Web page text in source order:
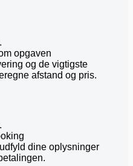
opgaven
og de vigtigste
afstand og pris.
dine oplysninger